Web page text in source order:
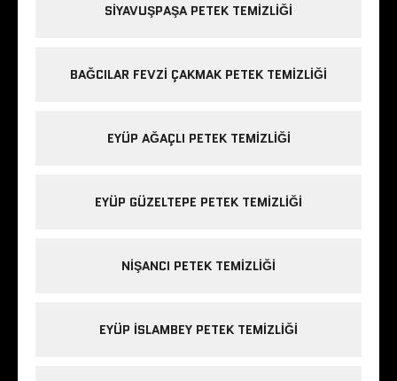
SIYAVUŞPAŞA PETEK TEMIZLIĞI
BAĞCILAR FEVZI ÇAKMAK PETEK TEMIZLIĞI
EYÜP AĞAÇLI PETEK TEMIZLIĞI
EYÜP GÜZELTEPE PETEK TEMIZLIĞI
NIŞANCI PETEK TEMIZLIĞI
EYÜP ISLAMBEY PETEK TEMIZLIĞI